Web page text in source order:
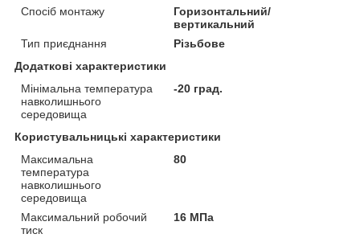
Спосіб монтажу
Горизонтальний/
вертикальний
Тип приєднання
Різьбове
Додаткові характеристики
Мінімальна температура
навколишнього
середовища
-20 град.
Користувальницькі характеристики
Максимальна
температура
навколишнього
середовища
80
Максимальний робочий
тиск
16 МПа